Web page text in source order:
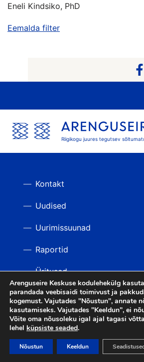
Eneli Kindsiko, PhD
Eemalda filter
Riigikogu juures tegutsev
LIITU
Kontakt
Uudised
Uurimissuunad
Raportid
Üritused
Videod
Arenguseire Keskuse kodulehekülg
parandada veebisaidi toimivust ja
kogemust. Vajutades "Nõustun", annate
kasutamiseks. Vajutades "Keeldun", ei
Võite oma nõusoleku igal ajal tagasi
lehel küpsiste seaded.
Nõustun Keeldun